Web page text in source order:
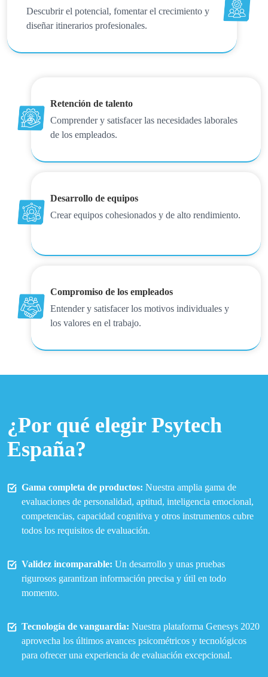
Descubrir el potencial, fomentar el crecimiento y
diseñar itinerarios profesionales.
Retención de talento
Comprender y satisfacer las necesidades laborales
de los empleados.
Desarrollo de equipos
Crear equipos cohesionados y de alto rendimiento.
Compromiso de los empleados
Entender y satisfacer los motivos individuales y
los valores en el trabajo.
¿Por qué elegir Psytech
España?
Gama completa de productos: Nuestra amplia gama de
evaluaciones de personalidad, aptitud, inteligencia emocional,
competencias, capacidad cognitiva y otros instrumentos cubre
todos los requisitos de evaluación.
Validez incomparable: Un desarrollo y unas pruebas
rigurosos garantizan información precisa y útil en todo
momento.
Tecnología de vanguardia: Nuestra plataforma Genesys 2020
aprovecha los últimos avances psicométricos y tecnológicos
para ofrecer una experiencia de evaluación excepcional.